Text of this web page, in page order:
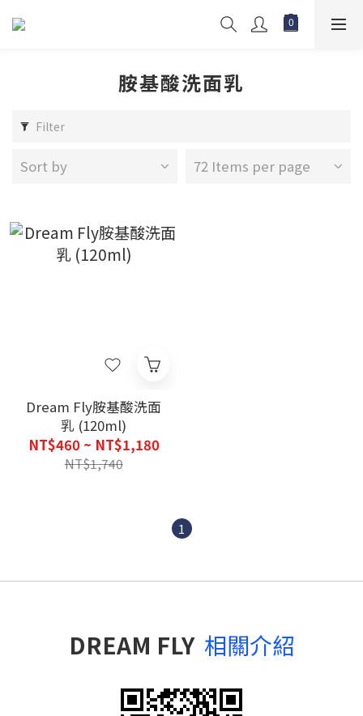
胺基酸洗面乳
Filter
Sort by 72 Items per page
Dream Fly胺基酸洗面
乳 (120ml)
NT$460 ~ NT$1,180
NT$1,740
1
DREAM FLY 相關介紹